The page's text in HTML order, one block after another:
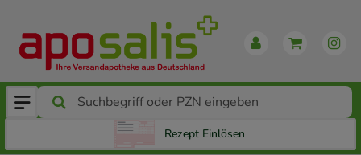
Rezept Einlösen